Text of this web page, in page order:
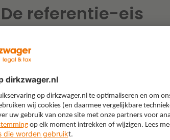
De referentie-eis
In de selectieleidraad zijn
moet voldoen om te kunnen worden
“een referentie ten aanzien van het
brandweer”.